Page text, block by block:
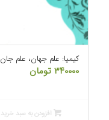
کیمیا: علم جهان، علم جان
۳۴۰۰۰۰ تومان
افزودن به سبد خرید